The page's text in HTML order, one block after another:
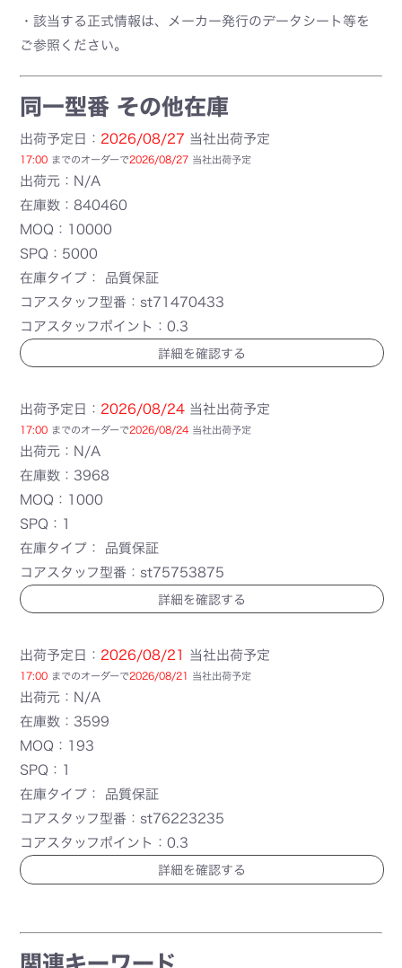
・該当する正式情報は、メーカー発行のデータシート等を
ご参照ください。
同一型番 その他在庫
出荷予定日： 2026/08/27 当社出荷予定
17:00 までのオーダーで2026/08/27 当社出荷予定
出荷元：N/A
在庫数：840460
MOQ：10000
SPQ：5000
在庫タイプ： 品質保証
コアスタッフ型番：st71470433
コアスタッフポイント：0.3
詳細を確認する
出荷予定日： 2026/08/24 当社出荷予定
17:00 までのオーダーで2026/08/24 当社出荷予定
出荷元：N/A
在庫数：3968
MOQ：1000
SPQ：1
在庫タイプ： 品質保証
コアスタッフ型番：st75753875
詳細を確認する
出荷予定日： 2026/08/21 当社出荷予定
17:00 までのオーダーで2026/08/21 当社出荷予定
出荷元：N/A
在庫数：3599
MOQ：193
SPQ：1
在庫タイプ： 品質保証
コアスタッフ型番：st76223235
コアスタッフポイント：0.3
詳細を確認する
関連キーワード